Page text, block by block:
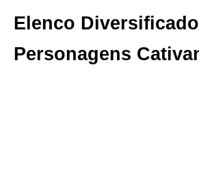
Elenco
Personagens